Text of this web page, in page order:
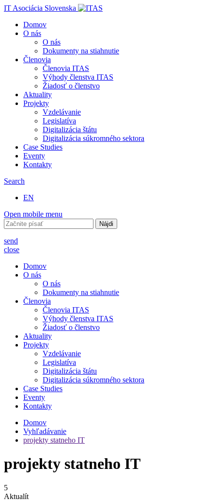
IT Asociácia Slovenska
Domov
O nás
O nás
Dokumenty na stiahnutie
Členovia
Členovia ITAS
Výhody členstva ITAS
Žiadosť o členstvo
Aktuality
Projekty
Vzdelávanie
Legislatíva
Digitalizácia štátu
Digitalizácia súkromného sektora
Case Studies
Eventy
Kontakty
Search
EN
Open mobile menu
Hľadať:
send
close
Domov
O nás
O nás
Dokumenty na stiahnutie
Členovia
Členovia ITAS
Výhody členstva ITAS
Žiadosť o členstvo
Aktuality
Projekty
Vzdelávanie
Legislatíva
Digitalizácia štátu
Digitalizácia súkromného sektora
Case Studies
Eventy
Kontakty
Domov
Vyhľadávanie
projekty statneho IT
projekty statneho IT
5
Aktualít